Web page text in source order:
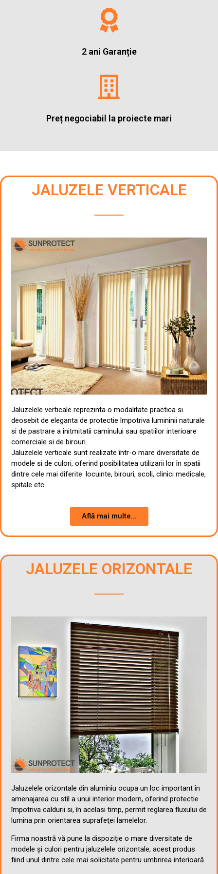
2 ani Garanție
Preț negociabil la proiecte mari
JALUZELE VERTICALE
Jaluzelele verticale reprezinta o modalitate practica si
deosebit de eleganta de protectie împotriva lumininii naturale
si de pastrare a initmitatii caminului sau spatiilor interioare
comerciale si de birouri.
Jaluzelele verticale sunt realizate într-o mare diversitate de
modele si de culori, oferind posibilitatea utilizarii lor în spatii
dintre cele mai diferite: locuinte, birouri, scoli, clinici medicale,
spitale etc.
Află mai multe...
JALUZELE ORIZONTALE
Jaluzelele orizontale din aluminiu ocupa un loc important în
amenajarea cu stil a unui interior modern, oferind protectie
împotriva caldurii si, în acelasi timp, permit reglarea fluxului de
lumina prin orientarea suprafeţei lamelelor.
Firma noastră vă pune la dispoziţie o mare diversitate de
modele şi culori pentru jaluzelele orizontale, acest produs
fiind unul dintre cele mai solicitate pentru umbrirea interioară.